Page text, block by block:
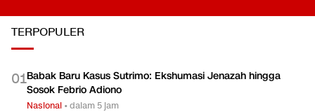
TERPOPULER
01Babak Baru Kasus Sutrimo: Ekshumasi Jenazah hingga
Sosok Febrio Adiono
Nasional •dalam 5 jam